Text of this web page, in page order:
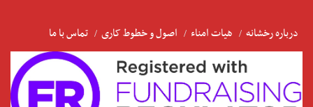
درباره رخشانه هیات امناء اصول و خطوط کاری تماس با ما